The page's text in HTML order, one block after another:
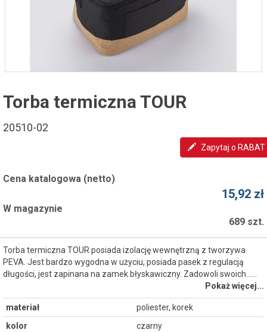
Torba termiczna TOUR
20510-02
Zapytaj o RABAT
Cena katalogowa (netto)
15,92 zł
W magazynie
689 szt.
Torba termiczna TOUR posiada izolację wewnętrzną z tworzywa
PEVA. Jest bardzo wygodna w użyciu, posiada pasek z regulacją
długości, jest zapinana na zamek błyskawiczny. Zadowoli swoich...…
Pokaż więcej...
materiał
poliester, korek
kolor
czarny